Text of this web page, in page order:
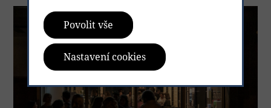
Povolit vše
Nastavení cookies